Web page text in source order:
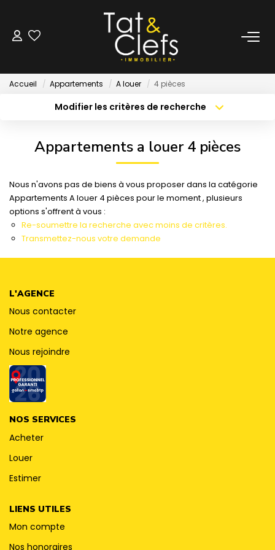
LOCATION
Nos Biens Loués
LOCAUX & BUREAUX
PARTENAIRE TRANSACTION
Accueil Appartements A louer 4 pièces
Modifier les critères de recherche
Surface min
Plus de critères Créer une alerte
Appartements a louer 4 pièces
Nous n'avons pas de biens à vous proposer dans la catégorie
Appartements A louer 4 pièces pour le moment , plusieurs
options s'offrent à vous :
Re-soumettre la recherche avec moins de critères.
Transmettez-nous votre demande
L'AGENCE
Nous contacter
Notre agence
Nous rejoindre
NOS SERVICES
Acheter
Louer
Estimer
LIENS UTILES
Mon compte
Nos honoraires